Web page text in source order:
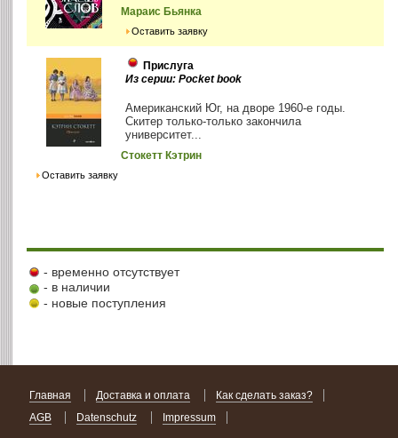
Мараис Бьянка
Оставить заявку
Прислуга
Из серии: Pocket book
Американский Юг, на дворе 1960-е годы.
Скитер только-только закончила
университет...
Стокетт Кэтрин
Оставить заявку
- временно отсутствует
- в наличии
- новые поступления
Главная Доставка и оплата
Как сделать заказ?
AGB
Datenschutz Impressum